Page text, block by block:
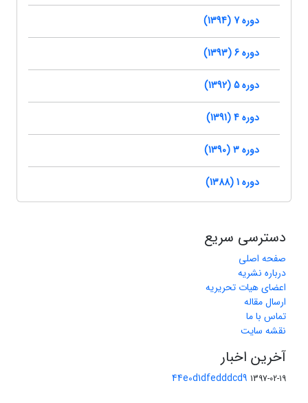
دوره 7 (1394)
دوره 6 (1393)
دوره 5 (1392)
دوره 4 (1391)
دوره 3 (1390)
دوره 1 (1388)
دسترسی سریع
صفحه اصلی
درباره نشریه
اعضای هیات تحریریه
ارسال مقاله
تماس با ما
نقشه سایت
آخرین اخبار
44e0d1dfedddcd9 1397-02-19